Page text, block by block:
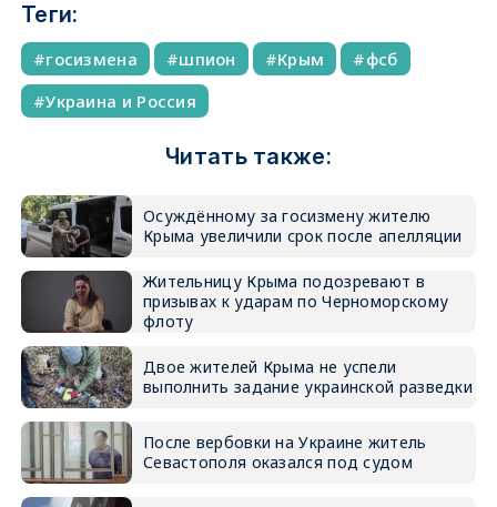
Теги:
госизмена шпион Крым
фсб
Украина и Россия
Читать также:
Осуждённому за госизмену жителю
Крыма увеличили срок после апелляции
Жительницу Крыма подозревают в
призывах к ударам по Черноморскому
флоту
Двое жителей Крыма не успели
выполнить задание украинской разведки
После вербовки на Украине житель
Севастополя оказался под судом